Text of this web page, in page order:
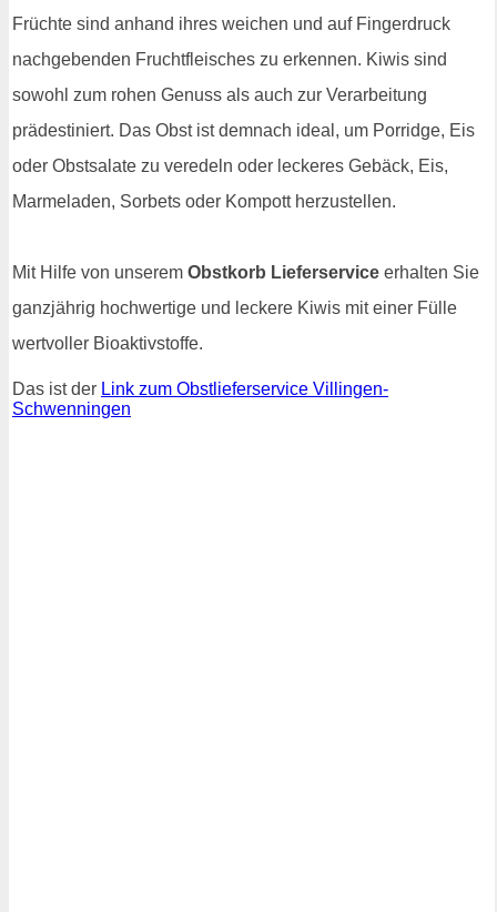
Früchte sind anhand ihres weichen und auf Fingerdruck
nachgebenden Fruchtfleisches zu erkennen. Kiwis sind
sowohl zum rohen Genuss als auch zur Verarbeitung
prädestiniert. Das Obst ist demnach ideal, um Porridge, Eis
oder Obstsalate zu veredeln oder leckeres Gebäck, Eis,
Marmeladen, Sorbets oder Kompott herzustellen.
Mit Hilfe von unserem Obstkorb Lieferservice erhalten Sie
ganzjährig hochwertige und leckere Kiwis mit einer Fülle
wertvoller Bioaktivstoffe.
Das ist der Link zum Obstlieferservice Villingen-
Schwenningen